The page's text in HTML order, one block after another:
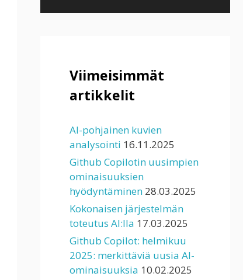
Viimeisimmät
artikkelit
AI-pohjainen kuvien
analysointi 16.11.2025
Github Copilotin uusimpien
ominaisuuksien
hyödyntäminen 28.03.2025
Kokonaisen järjestelmän
toteutus AI:lla 17.03.2025
Github Copilot: helmikuu
2025: merkittäviä uusia AI-
ominaisuuksia 10.02.2025